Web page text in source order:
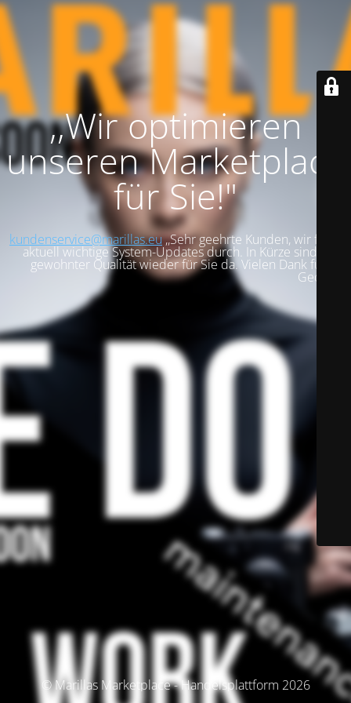
,,Wir optimieren
unseren Marketplace
für Sie!"
kundenservice@marillas.eu,,Sehr geehrte Kunden, wir führen
aktuell wichtige System-Updates durch. In Kürze sind wir in
gewohnter Qualität wieder für Sie da. Vielen Dank für Ihre
Geduld!".
© Marillas Marketplace - Handelsplattform 2026